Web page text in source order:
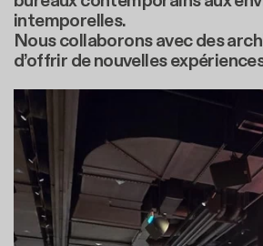
intemporelles.
Nous collaborons avec des
d’offrir de nouvelles